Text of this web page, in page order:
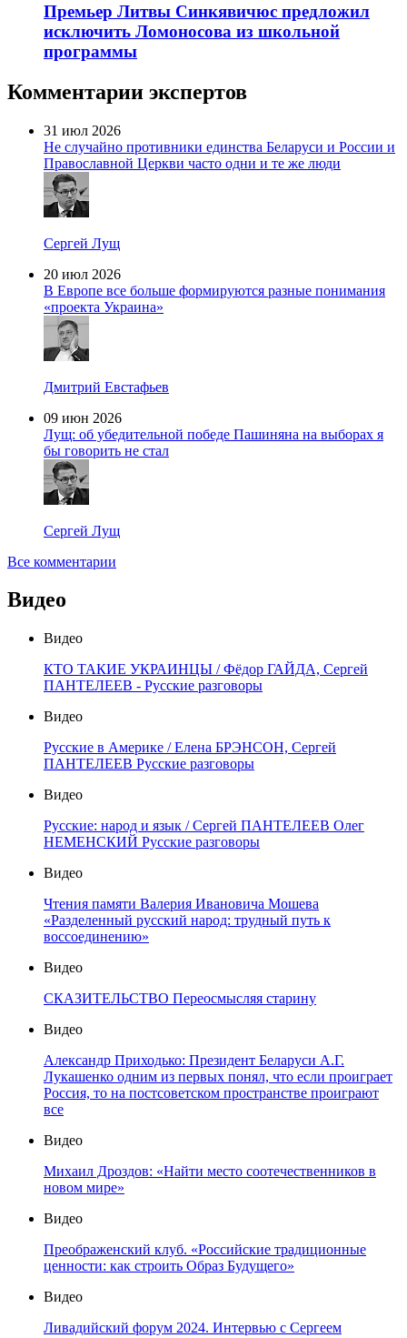
Премьер Литвы Синкявичюс предложил
исключить Ломоносова из школьной
программы
Комментарии экспертов
31 июл 2026
Не случайно противники единства Беларуси и России и
Православной Церкви часто одни и те же люди
Сергей Лущ
20 июл 2026
В Европе все больше формируются разные понимания
«проекта Украина»
Дмитрий Евстафьев
09 июн 2026
Лущ: об убедительной победе Пашиняна на выборах я
бы говорить не стал
Сергей Лущ
Все комментарии
Видео
Видео
КТО ТАКИЕ УКРАИНЦЫ / Фёдор ГАЙДА, Сергей
ПАНТЕЛЕЕВ - Русские разговоры
Видео
Русские в Америке / Елена БРЭНСОН, Сергей
ПАНТЕЛЕЕВ Русские разговоры
Видео
Русские: народ и язык / Сергей ПАНТЕЛЕЕВ Олег
НЕМЕНСКИЙ Русские разговоры
Видео
Чтения памяти Валерия Ивановича Мошева
«Разделенный русский народ: трудный путь к
воссоединению»
Видео
СКАЗИТЕЛЬСТВО Переосмысляя старину
Видео
Александр Приходько: Президент Беларуси А.Г.
Лукашенко одним из первых понял, что если проиграет
Россия, то на постсоветском пространстве проиграют
все
Видео
Михаил Дроздов: «Найти место соотечественников в
новом мире»
Видео
Преображенский клуб. «Российские традиционные
ценности: как строить Образ Будущего»
Видео
Ливадийский форум 2024. Интервью с Сергеем